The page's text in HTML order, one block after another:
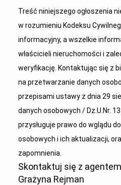
Treść niniejszego ogłoszenia
w rozumieniu Kodeksu
informacyjny, a wszelkie
właścicieli nieruchomości i
weryfikację. Kontaktując się z
na przetwarzanie danych
przepisami ustawy z dnia 29
danych osobowych / Dz.U.Nr.
przysługuje prawo do wglądu
osobowych i ich aktualizacji,
zapomnienia.
Skontaktuj się z
Grażyna Rejman